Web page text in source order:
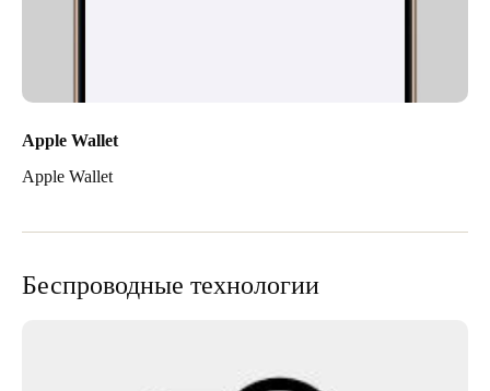
Apple Wallet
Apple Wallet
Беспроводные технологии